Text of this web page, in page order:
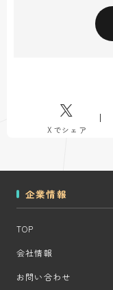
Xでシェア
企業情報
TOP
会社情報
お問い合わせ